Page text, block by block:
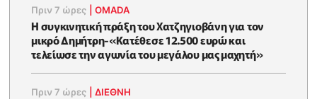
Πριν 7 ώρες |OMADA
Η συγκινητική πράξη του Χατζηγιοβάνη για τον
μικρό Δημήτρη-«Κατέθεσε 12.500 ευρώ και
τελείωσε την αγωνία του μεγάλου μας μαχητή»
Πριν 7 ώρες |ΔΙΕΘΝΗ